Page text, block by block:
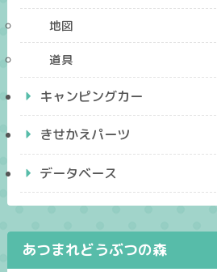
地図
道具
キャンピングカー
きせかえパーツ
データベース
あつまれどうぶつの森